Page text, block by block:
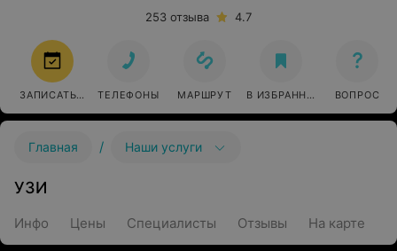
253 отзыва
4.7
ЗАПИСАТЬСЯ ТЕЛЕФОНЫ МАРШРУТ В ИЗБРАННОЕ ВОПРОС
Главная / Наши услуги
УЗИ
Инфо Цены Специалисты Отзывы На карте